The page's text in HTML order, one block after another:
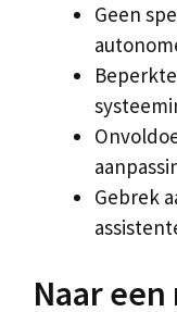
Geen
Gebrek
Naar